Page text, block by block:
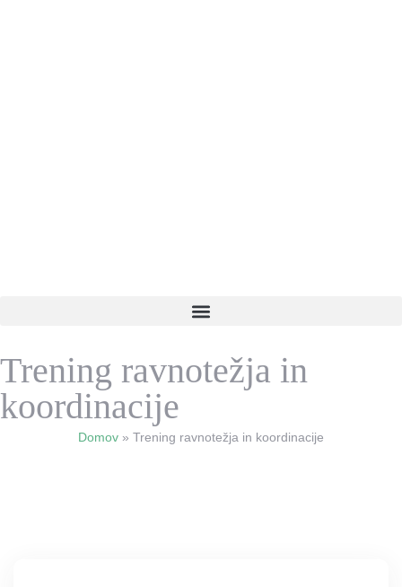
Trening ravnotežja in
koordinacije
Domov » Trening ravnotežja in koordinacije